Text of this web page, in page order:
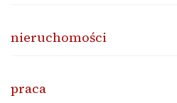
nieruchomości
praca